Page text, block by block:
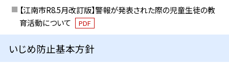
【江南市R8.5月改訂版】警報が発表された際の児童生徒の教
育活動について
PDF
いじめ防止基本方針